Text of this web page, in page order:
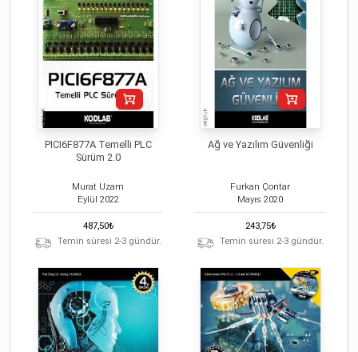
PICI6F877A Temelli PLC
Sürüm 2.0
Murat Uzam
Eylül 2022
487,50₺
Temin süresi 2-3 gündür.
Ağ ve Yazılım Güvenliği
Furkan Çontar
Mayıs 2020
243,75₺
Temin süresi 2-3 gündür.